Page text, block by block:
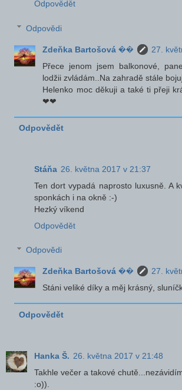
Odpovědět
Odpovědi
Zdeňka Bartošová ��
27.
Přece jenom jsem balkonové,
lodžii zvládám..Na zahradě stále
Helenko moc děkuji a také ti přeji
❤❤
Odpovědět
Stáňa 26. května 2017 v 21:37
Ten dort vypadá naprosto luxusně. A
sponkách i na okně :-)
Hezký víkend
Odpovědět
Odpovědi
Zdeňka Bartošová ��
27.
Stáni veliké díky a měj krásný,
Odpovědět
Hanka Š. 26. května 2017 v 21:48
Takhle večer a takové
:o)).